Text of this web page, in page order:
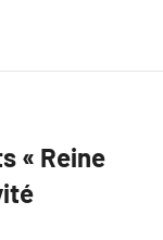
« Reine